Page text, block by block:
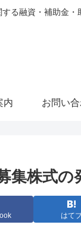
る融資・補助金・
内 お問い
集株式の
はて